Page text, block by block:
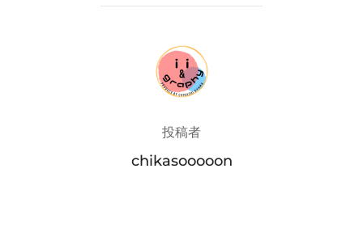
投稿者
投稿者
chikasooooon